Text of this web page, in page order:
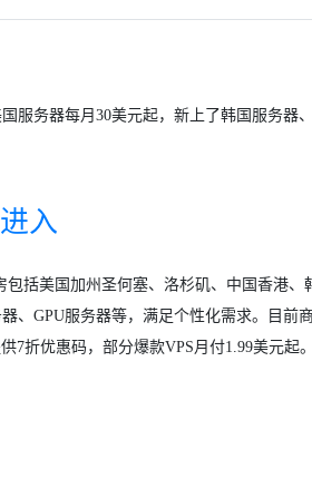
服务器每月30美元起，新上了韩国服务器
入
括美国加州圣何塞、洛杉矶、中国香港、
、GPU服务器等，满足个性化需求。目前
7折优惠码，部分爆款VPS月付1.99美元起。